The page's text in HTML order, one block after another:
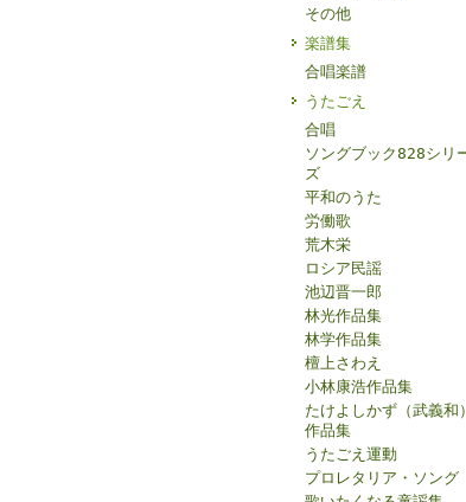
その他
楽譜集
合唱楽譜
うたごえ
合唱
ソングブック828シリ
ズ
平和のうた
労働歌
荒木栄
ロシア民謡
池辺晋一郎
林光作品集
林学作品集
檀上さわえ
小林康浩作品集
たけよしかず（武義和）
作品集
うたごえ運動
プロレタリア・ソング